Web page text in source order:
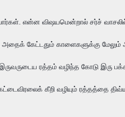
என்ன விஷயமென்றால் சர்ச்
அதைக் கேட்டதும் காளைகளுக்கு மேலும்
ரத்தம் வழிந்த கோடு இரு
கீறி வழியும் ரத்தத்தை